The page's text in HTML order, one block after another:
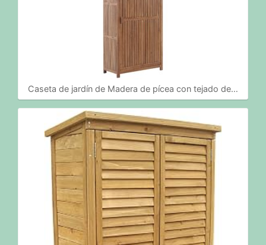
Caseta de jardín de Madera de pícea con tejado de…